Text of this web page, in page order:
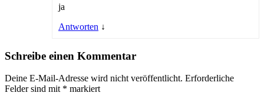
ja
Antworten ↓
Schreibe einen Kommentar
Deine E-Mail-Adresse wird nicht veröffentlicht. Erforderliche
Felder sind mit * markiert